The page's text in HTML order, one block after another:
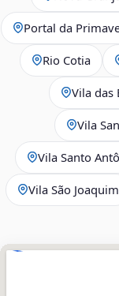
Portal da
Rio Cotia
Vila das
Vila
Vila Santo
Vila São Joaquim